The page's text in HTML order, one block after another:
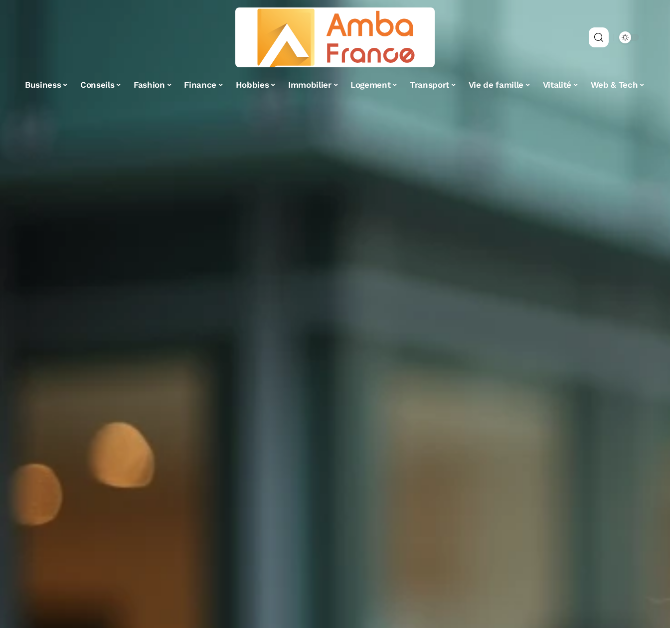
Business Conseils Fashion Finance Hobbies Immobilier Logement Transport Vie de famille Vitalité Web & Tech